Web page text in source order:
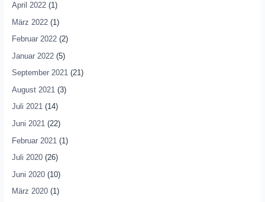
April 2022(1)
März 2022(1)
Februar 2022(2)
Januar 2022(5)
September 2021(21)
August 2021 (3)
Juli 2021(14)
Juni 2021 (22)
Februar 2021 (1)
Juli 2020(26)
Juni 2020(10)
März 2020(1)